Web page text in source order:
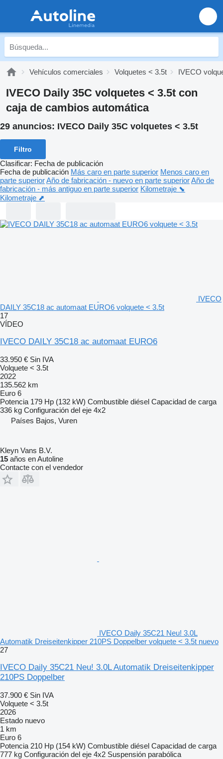
Vehículos comerciales Volquetes < 3.5t IVECO
IVECO Daily 35C volquetes < 3.5t con
caja de cambios automática
29 anuncios: IVECO Daily 35C volquetes < 3.5t
Filtro
Clasificar: Fecha de publicación
Fecha de publicación Más caro en parte superior Menos caro en
parte superiorAño de fabricación - nuevo en parte superiorAño de
fabricación - más antiguo en parte superior Kilometraje ⬊
Kilometraje ⬈
IVECO
DAILY 35C18 ac automaat EURO6 volquete < 3.5t
17
VÍDEO
IVECO DAILY 35C18 ac automaat EURO6
33.950 € Sin IVA
Volquete < 3.5t
2022
135.562 km
Euro 6
Potencia 179 Hp (132 kW) Combustible diésel Capacidad de carga
336 kg Configuración del eje 4x2
Países Bajos, Vuren
Kleyn Vans B.V.
15 años en Autoline
Contacte con el vendedor
IVECO Daily 35C21 Neu! 3.0L
Automatik Dreiseitenkipper 210PS Doppelber volquete < 3.5t nuevo
27
IVECO Daily 35C21 Neu! 3.0L Automatik Dreiseitenkipper
210PS Doppelber
37.900 € Sin IVA
Volquete < 3.5t
2026
Estado nuevo
1 km
Euro 6
Potencia 210 Hp (154 kW) Combustible diésel Capacidad de carga
777 kg Configuración del eje 4x2 Suspensión parabólica